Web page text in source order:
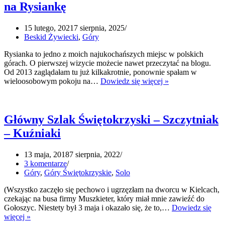
na Rysiankę
15 lutego, 2021 7 sierpnia, 2025
Beskid Żywiecki, Góry
Rysianka to jedno z moich najukochańszych miejsc w polskich
górach. O pierwszej wizycie możecie nawet przeczytać na blogu.
Od 2013 zaglądałam tu już kilkakrotnie, ponownie spałam w
wieloosobowym pokoju na… Dowiedz się więcej »
szlak
na
Główny Szlak Świętokrzyski – Szczytniak
– Kuźniaki
13 maja, 20187 sierpnia, 2022
3 komentarze
Góry, Góry Świętokrzyskie, Solo
(Wszystko zaczęło się pechowo i ugrzęzłam na dworcu w Kielcach,
czekając na busa firmy Muszkieter, który miał mnie zawieźć do
Gołoszyc. Niestety był 3 maja i okazało się, że to,… Dowiedz się
więcej »